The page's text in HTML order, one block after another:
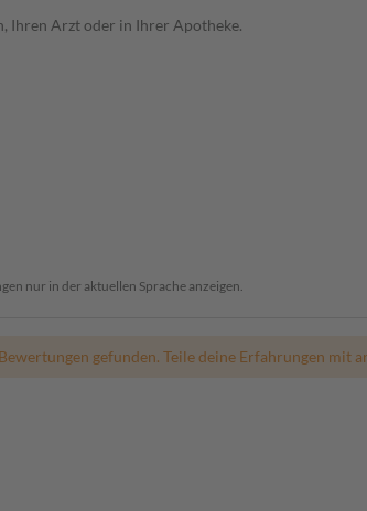
Ihren Arzt oder in Ihrer Apotheke.
nur in der aktuellen Sprache anzeigen.
gefunden. Teile deine Erfahrungen mit